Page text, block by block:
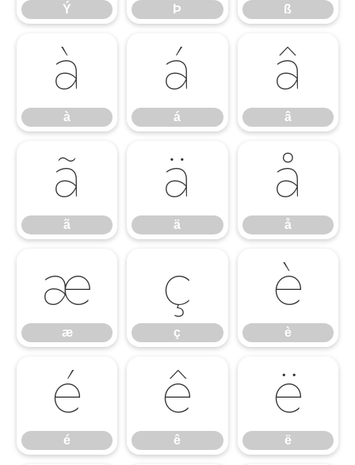
Ý Þ ß
à
à
á
á
â
â
ã
ã
ä
ä
å
å
æ
æ
ç
ç
è
è
é
é
ê
ê
ë
ë